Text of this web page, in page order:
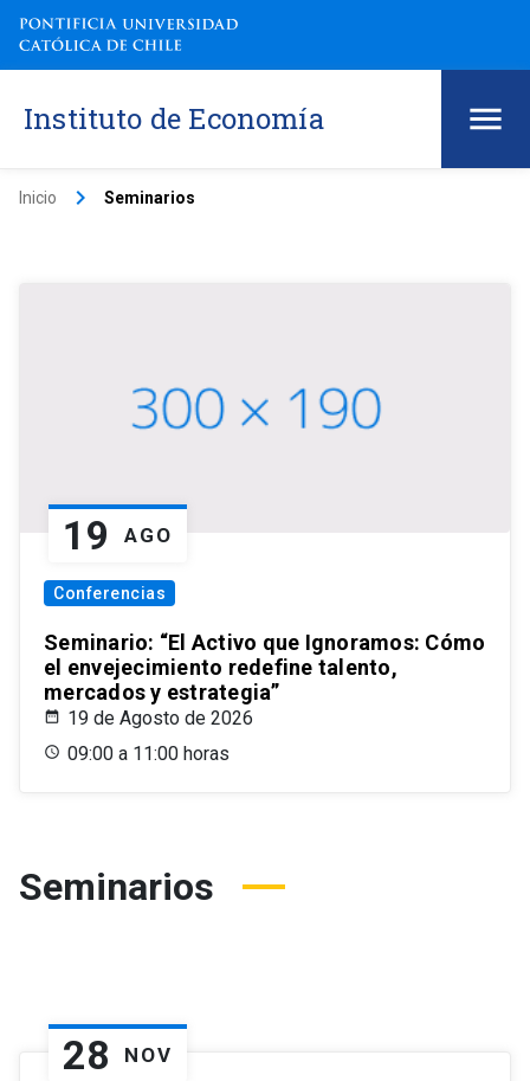
Instituto de Economía
Inicio keyboard_arrow_right Seminarios
19 AGO
Conferencias
Seminario: “El Activo que Ignoramos: Cómo
el envejecimiento redefine talento,
mercados y estrategia”
19 de Agosto de 2026
09:00 a 11:00 horas
Seminarios
28 NOV